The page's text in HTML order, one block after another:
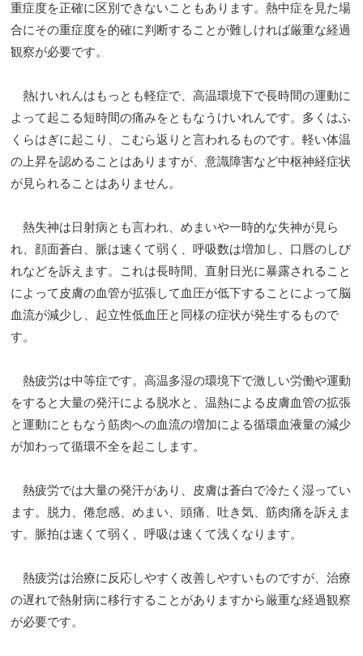
重症度を正確に区別できないこともあります。熱中症を見た場
合にその重症度を的確に判断することが難しければ厳重な経過
観察が必要です。
熱けいれんはもっとも軽症で、高温環境下で長時間の運動に
よって起こる短時間の痛みをともなうけいれんです。多くはふ
くらはぎに起こり、こむら返りと言われるものです。軽い体温
の上昇を認めることはありますが、意識障害など中枢神経症状
が見られることはありません。
熱失神は日射病とも言われ、めまいや一時的な失神が見ら
れ、顔面蒼白、脈は速くて弱く、呼吸数は増加し、口唇のしび
れなどを訴えます。これは長時間、直射日光に暴露されること
によって皮膚の血管が拡張して血圧が低下することによって脳
血流が減少し、起立性低血圧と同様の症状が発生するもので
す。
熱疲労は中等症です。高温多湿の環境下で激しい労働や運動
をすると大量の発汗による脱水と、温熱による皮膚血管の拡張
と運動にともなう筋肉への血流の増加による循環血液量の減少
が加わって循環不全を起こします。
熱疲労では大量の発汗があり、皮膚は蒼白で冷たく湿ってい
ます。脱力、倦怠感、めまい、頭痛、吐き気、筋肉痛を訴えま
す。脈拍は速くて弱く、呼吸は速くて浅くなります。
熱疲労は治療に反応しやすく改善しやすいものですが、治療
の遅れで熱射病に移行することがありますから厳重な経過観察
が必要です。